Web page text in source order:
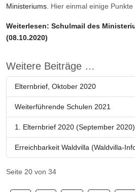
Ministeriums. Hier einmal einige Punkte
Weiterlesen: Schulmail des
(08.10.2020)
Weitere Beiträge …
Elternbrief, Oktober 2020
Weiterführende Schulen 2021
1. Elternbrief 2020 (September 2020)
Erreichbarkeit Waldvilla (Waldvilla-
Seite 20 von 34